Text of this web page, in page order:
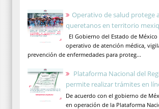
Operativo de salud protege
queretanos en territorio
El Gobierno del Estado de
operativo de atención médica,
prevención de enfermedades para proteg...
Plataforma Nacional del
permite realizar trámites en
De acuerdo con el gobierno de
en operación de la Plataforma